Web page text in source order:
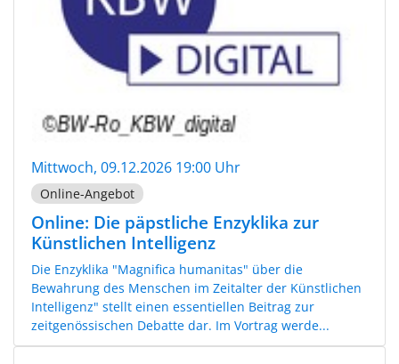
Mittwoch, 09.12.2026 19:00 Uhr
Online-Angebot
Online: Die päpstliche Enzyklika zur
Künstlichen Intelligenz
Die Enzyklika "Magnifica humanitas" über die
Bewahrung des Menschen im Zeitalter der Künstlichen
Intelligenz" stellt einen essentiellen Beitrag zur
zeitgenössischen Debatte dar. Im Vortrag werde...